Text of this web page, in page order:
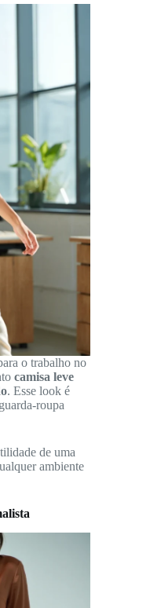
o trabalho no
camisa leve
. Esse look é
roupa
de uma
ambiente